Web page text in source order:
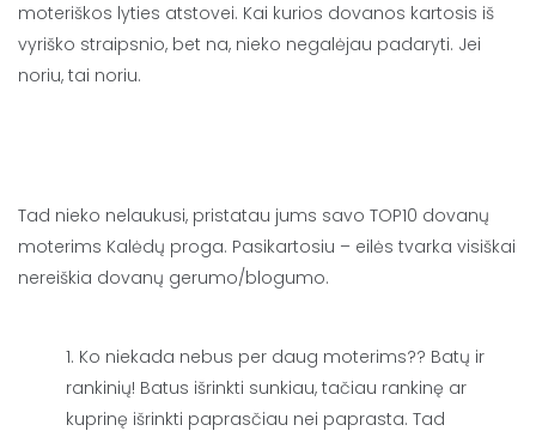
moteriškos lyties atstovei. Kai kurios dovanos kartosis iš
vyriško straipsnio, bet na, nieko negalėjau padaryti. Jei
noriu, tai noriu.
Tad nieko nelaukusi, pristatau jums savo TOP10 dovanų
moterims Kalėdų proga. Pasikartosiu – eilės tvarka visiškai
nereiškia dovanų gerumo/blogumo.
Ko niekada nebus per daug moterims?? Batų ir
rankinių! Batus išrinkti sunkiau, tačiau rankinę ar
kuprinę išrinkti paprasčiau nei paprasta. Tad